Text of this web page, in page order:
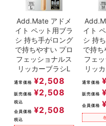
Add.Mate アドメ
イト ペット用ブラ
シ 持ち手がロング
で持ちやすい プロ
フェッショナルス
リッカーブラシL
通常価格 ¥2,508
販売価格 ¥2,508
税込
会員価格 ¥2,508
税込
イト
シ 持
で持ち
フェ
リッ
通常価格 ¥
販売価格 ¥
会員価格 ¥